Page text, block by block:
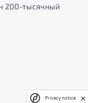
200-тысячный
Privacy notice